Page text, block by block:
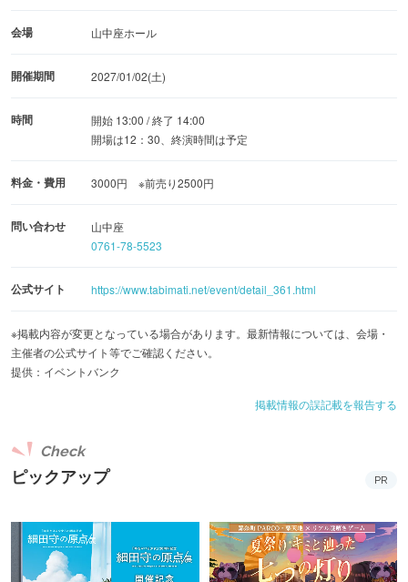
会場 山中座ホール
開催期間 2027/01/02(土)
時間
開始 13:00 / 終了 14:00
開場は12：30、終演時間は予定
料金・費用 3000円 ※前売り2500円
問い合わせ
山中座
0761-78-5523
公式サイト https://www.tabimati.net/event/detail_361.html
※掲載内容が変更となっている場合があります。最新情報については、会場・
主催者の公式サイト等でご確認ください。
提供：イベントバンク
掲載情報の誤記載を報告する
ピックアップ
Check
PR